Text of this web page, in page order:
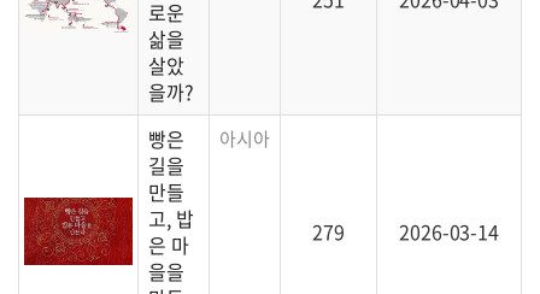
로운
삶을
살았
을까?
빵은
길을
만들
고, 밥
은 마
을을
아시아 각지의 주요 곡물을 살펴봅니다.
279 2026-03-14